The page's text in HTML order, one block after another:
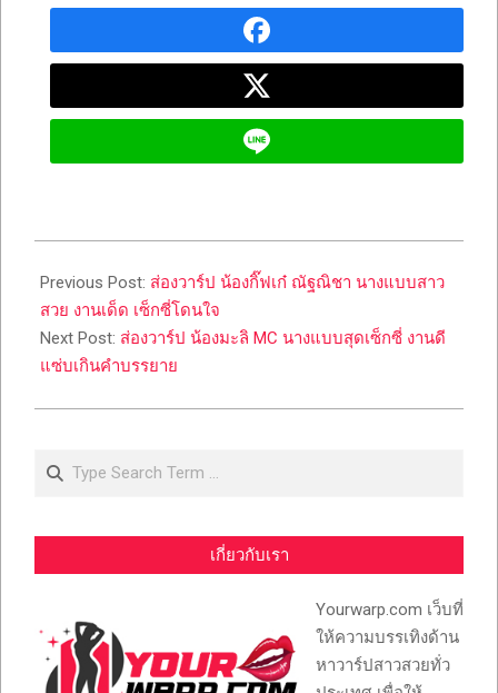
03-
13
Previous Post: ส่องวาร์ป น้องกิ๊ฟเก๋ ณัฐณิชา นางแบบสาว
สวย งานเด็ด เซ็กซี่โดนใจ
Next Post: ส่องวาร์ป น้องมะลิ MC นางแบบสุดเซ็กซี่ งานดี
แซ่บเกินคำบรรยาย
Search
เกี่ยวกับเรา
Yourwarp.com เว็บที่
ให้ความบรรเทิงด้าน
หาวาร์ปสาวสวยทั่ว